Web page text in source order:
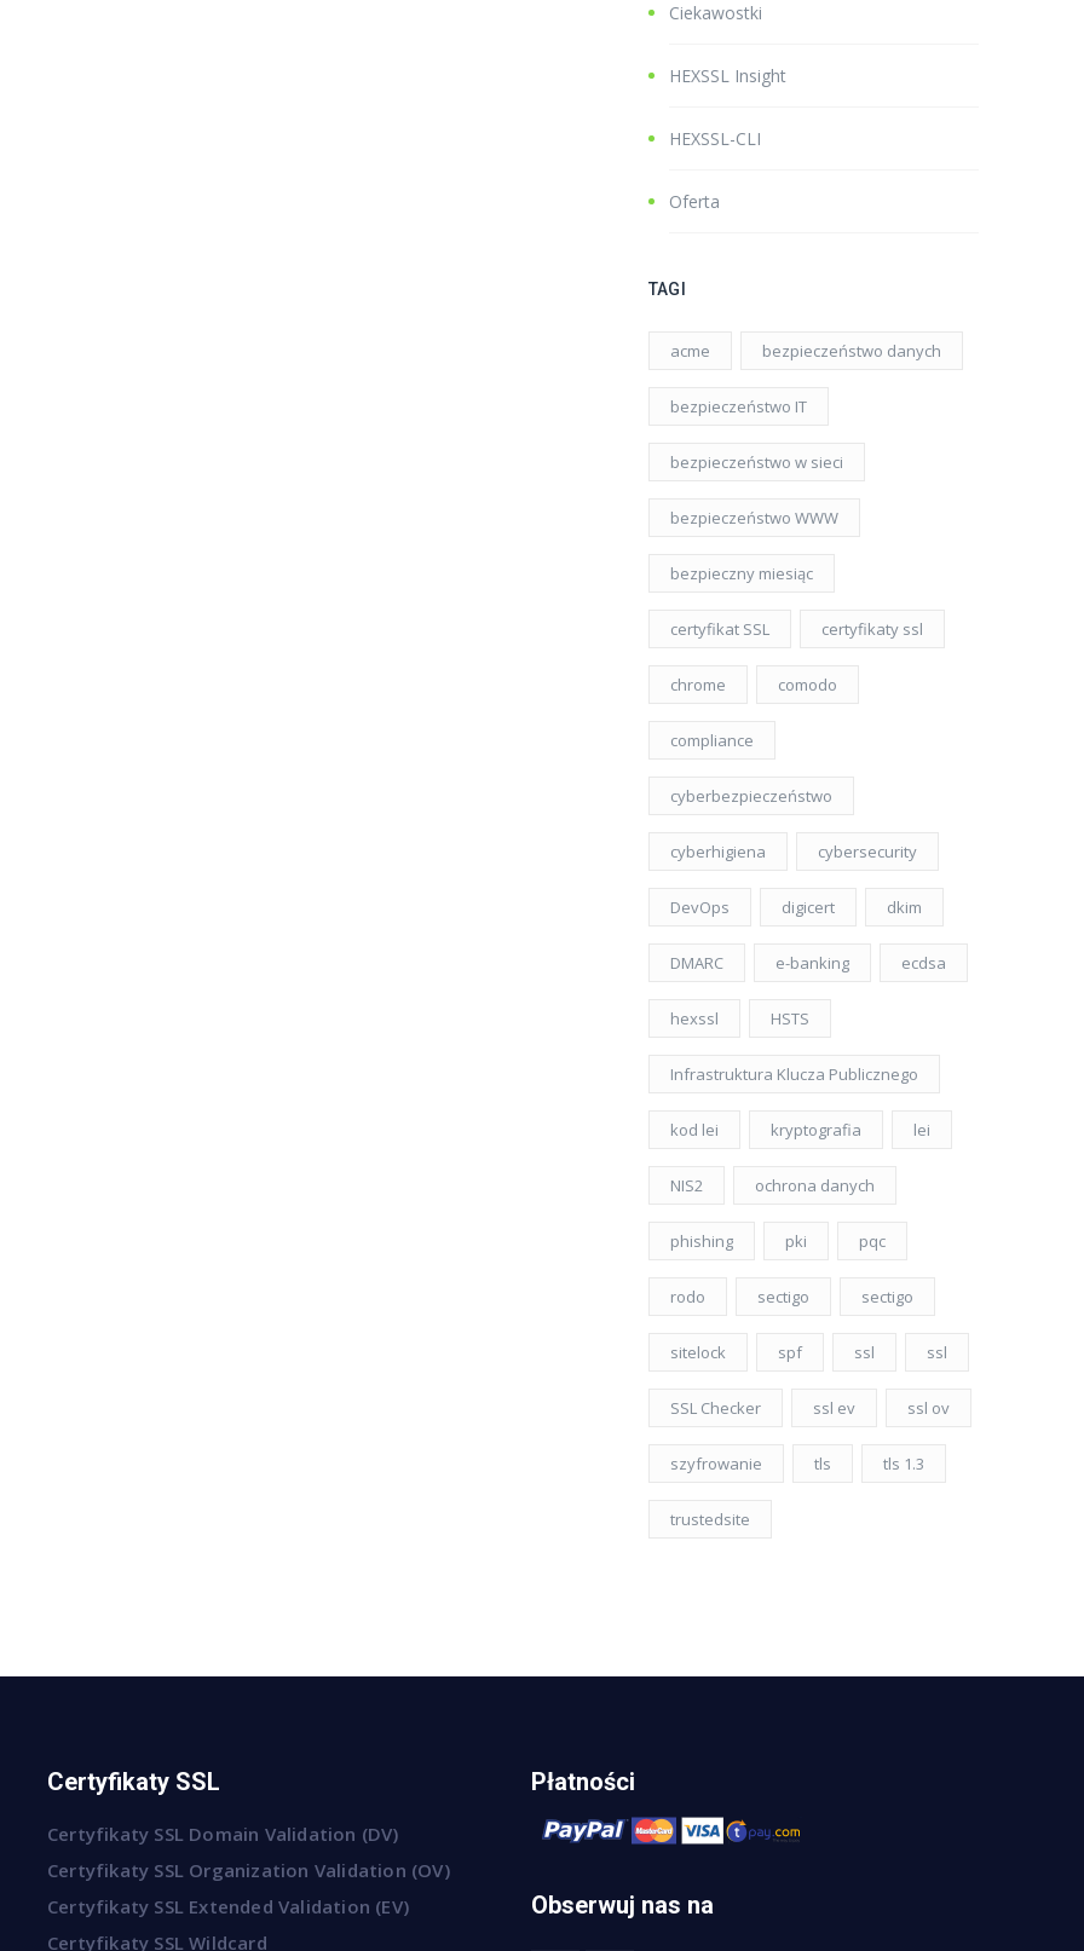
Ciekawostki
HEXSSL Insight
HEXSSL-CLI
Oferta
TAGI
acme bezpieczeństwo danych
bezpieczeństwo IT
bezpieczeństwo w sieci
bezpieczeństwo WWW
bezpieczny miesiąc
certyfikat SSL certyfikaty ssl
chrome comodo
compliance
cyberbezpieczeństwo
cyberhigiena cybersecurity
DevOps digicert dkim
DMARC e-banking ecdsa
hexssl HSTS
Infrastruktura Klucza Publicznego
kod lei kryptografia lei
NIS2 ochrona danych
phishing pki pqc
rodo sectigo sectigo
sitelock spf ssl ssl
SSL Checker ssl ev ssl ov
szyfrowanie tls tls 1.3
trustedsite
Certyfikaty SSL
Certyfikaty SSL Domain Validation (DV)
Certyfikaty SSL Organization Validation (OV)
Certyfikaty SSL Extended Validation (EV)
Certyfikaty SSL Wildcard
Płatności
Obserwuj nas na